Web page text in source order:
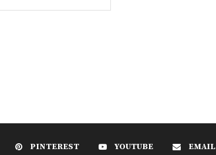
PINTEREST YOUTUBE EMAIL